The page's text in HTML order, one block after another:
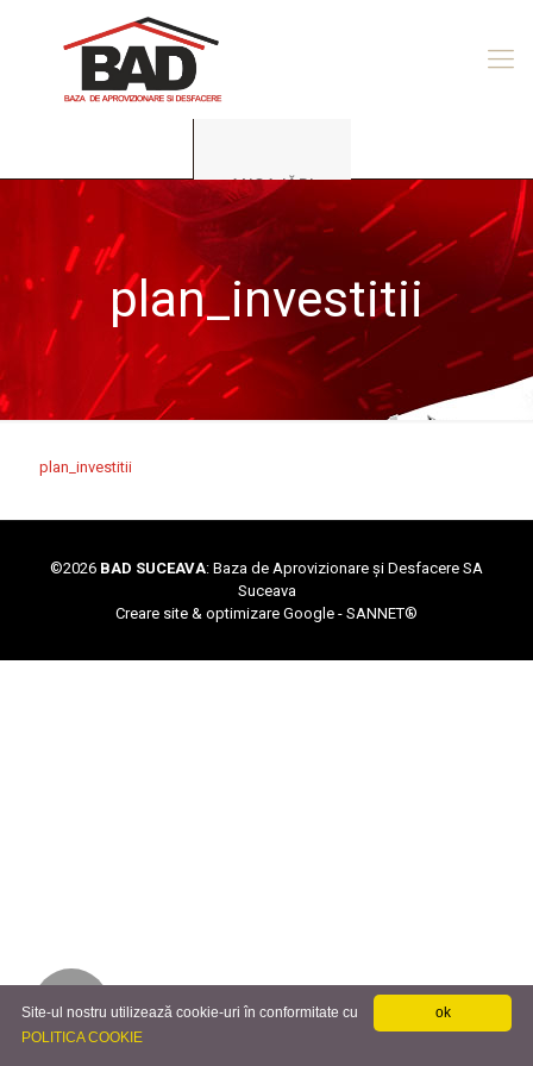
ANGAJĂRI
plan_investitii
plan_investitii
©2026 BAD SUCEAVA: Baza de Aprovizionare și Desfacere SA
Suceava
Creare site & optimizare Google - SANNET®
ok
Site-ul nostru utilizează cookie-uri în conformitate cu
POLITICA COOKIE